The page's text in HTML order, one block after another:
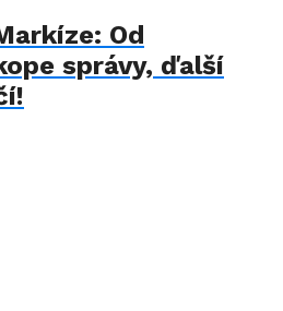
Od
správy, ďalší